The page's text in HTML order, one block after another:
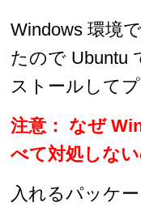
Windows 環境
たので Ubuntu
ストールして
注意： なぜ
べて対処しな
入れるパッケ